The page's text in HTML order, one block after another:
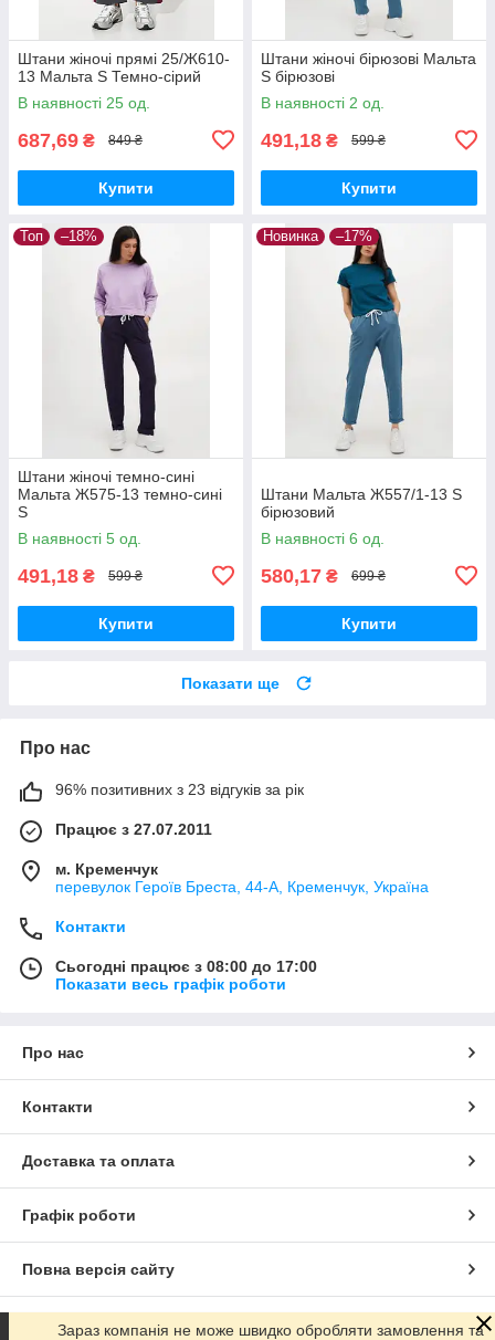
Штани жіночі прямі 25/Ж610-
13 Мальта S Темно-сірий
В наявності 25 од.
687,69 ₴ 849 ₴
Купити
Штани жіночі бірюзові Мальта
S бірюзові
В наявності 2 од.
491,18 ₴ 599 ₴
Купити
Топ –18%
Штани жіночі темно-сині
Мальта Ж575-13 темно-сині
S
В наявності 5 од.
491,18 ₴ 599 ₴
Купити
Новинка –17%
Штани Мальта Ж557/1-13 S
бірюзовий
В наявності 6 од.
580,17 ₴ 699 ₴
Купити
Показати ще
Про нас
96% позитивних з 23 відгуків за рік
Працює з 27.07.2011
м. Кременчук
перевулок Героїв Бреста, 44-А, Кременчук, Україна
Контакти
Сьогодні працює з 08:00 до 17:00
Показати весь графік роботи
Про нас
Контакти
Доставка та оплата
Графік роботи
Повна версія сайту
Сайт створено на маркетплейсі Prom.ua
Зараз компанія не може швидко обробляти замовлення та